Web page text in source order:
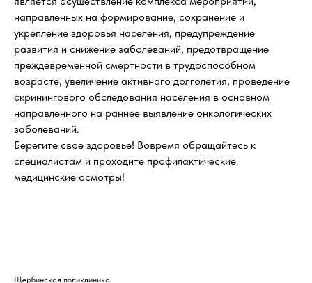
направленных на формирование, сохранение и
укрепление здоровья населения, предупреждение
развития и снижение заболеваний, предотвращение
преждевременной смертности в трудоспособном
возрасте, увеличение активного долголетия, проведение
скринингового обследования населения в основном
направленного на раннее выявление онкологических
заболеваний.
Берегите свое здоровье! Вовремя обращайтесь к
специалистам и проходите профилактические
медицинские осмотры!
Щербинская поликлиника